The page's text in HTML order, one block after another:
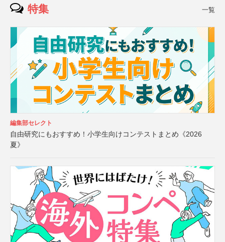
特集 一覧
編集部セレクト
自由研究にもおすすめ！小学生向けコンテストまとめ《2026
夏》